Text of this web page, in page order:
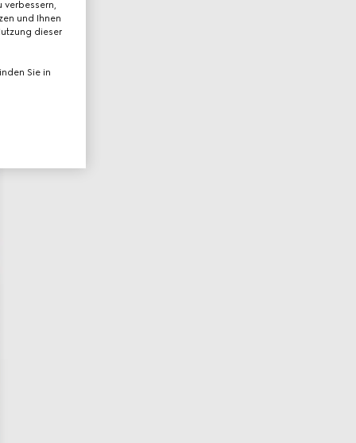
und Ihnen
dieser
Sie in